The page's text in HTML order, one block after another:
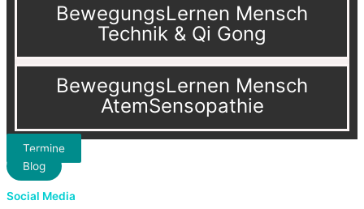
BewegungsLernen Mensch
Technik & Qi Gong
BewegungsLernen Mensch
AtemSensopathie
Termine
Blog
Social Media